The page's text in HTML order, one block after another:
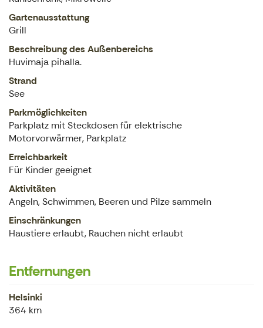
Gartenausstattung
Grill
Beschreibung des Außenbereichs
Huvimaja pihalla.
Strand
See
Parkmöglichkeiten
Parkplatz mit Steckdosen für elektrische
Motorvorwärmer, Parkplatz
Erreichbarkeit
Für Kinder geeignet
Aktivitäten
Angeln, Schwimmen, Beeren und Pilze sammeln
Einschränkungen
Haustiere erlaubt, Rauchen nicht erlaubt
Entfernungen
Helsinki
364 km